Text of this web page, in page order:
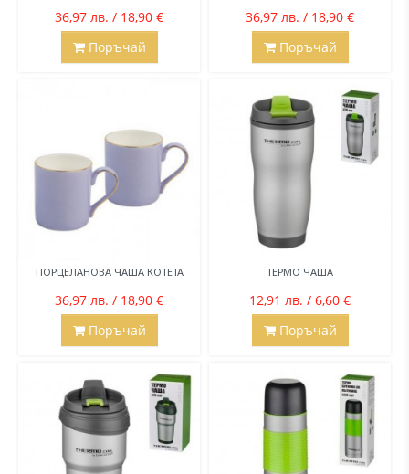
36,97 лв. / 18,90 €
Поръчай
36,97 лв. / 18,90 €
Поръчай
ПОРЦЕЛАНОВА ЧАША КОТЕТА
36,97 лв. / 18,90 €
Поръчай
ТЕРМО ЧАША
12,91 лв. / 6,60 €
Поръчай